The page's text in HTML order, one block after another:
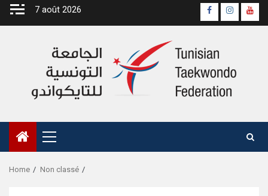
Skip
7 août 2026
Page
Officielle
Instagram
Primary
Menu
Home Non classé